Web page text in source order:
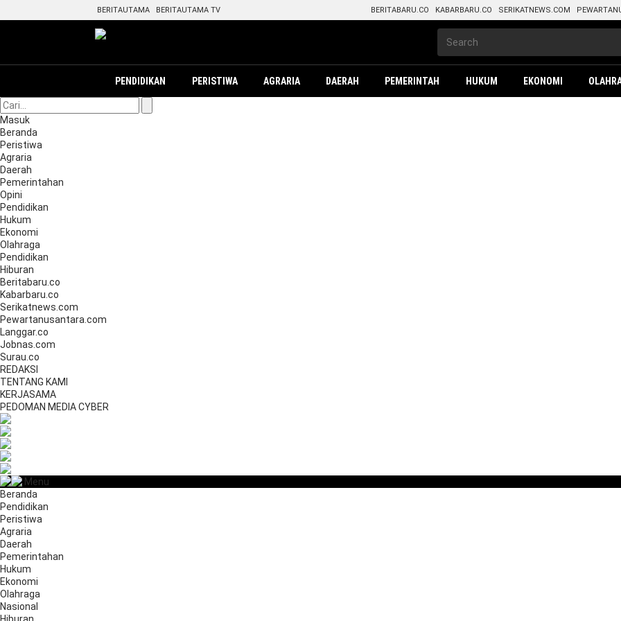
BERITAUTAMA BERITAUTAMA TV BERITABARU.CO KABARBARU.CO SERIKATNEWS.COM
PENDIDIKAN PERISTIWA AGRARIA DAERAH PEMERINTAH HUKUM EKONOMI
Masuk
Beranda
Peristiwa
Agraria
Daerah
Pemerintahan
Opini
Pendidikan
Hukum
Ekonomi
Olahraga
Pendidikan
Hiburan
Beritabaru.co
Kabarbaru.co
Serikatnews.com
Pewartanusantara.com
Langgar.co
Jobnas.com
Surau.co
REDAKSI
TENTANG KAMI
KERJASAMA
PEDOMAN MEDIA CYBER
Menu
Beranda
Pendidikan
Peristiwa
Agraria
Daerah
Pemerintahan
Hukum
Ekonomi
Olahraga
Nasional